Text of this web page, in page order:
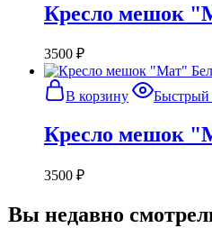
Кресло мешок
3500 ₽
В корзину Быстрый
Кресло мешок
3500 ₽
Вы недавно